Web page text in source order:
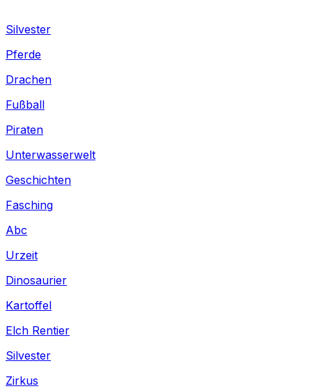
Silvester
Pferde
Drachen
Fußball
Piraten
Unterwasserwelt
Geschichten
Fasching
Abc
Urzeit
Dinosaurier
Kartoffel
Elch Rentier
Silvester
Zirkus